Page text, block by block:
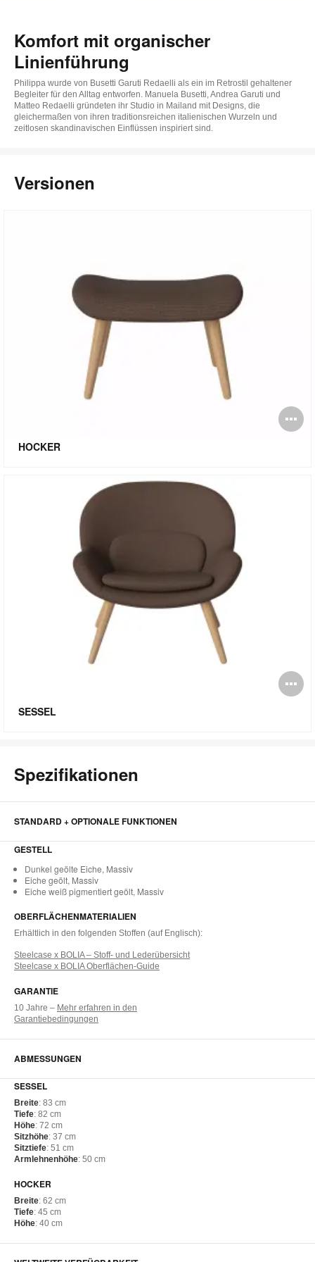
Komfort mit organischer
Linienführung
Philippa wurde von Busetti Garuti Redaelli als ein im Retrostil gehaltener
Begleiter für den Alltag entworfen. Manuela Busetti, Andrea Garuti und
Matteo Redaelli gründeten ihr Studio in Mailand mit Designs, die
gleichermaßen von ihren traditionsreichen italienischen Wurzeln und
zeitlosen skandinavischen Einflüssen inspiriert sind.
Versionen
HOCKER
SESSEL
Spezifikationen
STANDARD + OPTIONALE FUNKTIONEN
GESTELL
Dunkel geölte Eiche, Massiv
Eiche geölt, Massiv
Eiche weiß pigmentiert geölt, Massiv
OBERFLÄCHENMATERIALIEN
Erhältlich in den folgenden Stoffen (auf Englisch):
Steelcase x BOLIA – Stoff- und Lederübersicht
Steelcase x BOLIA Oberflächen-Guide
GARANTIE
10 Jahre – Mehr erfahren in den
Garantiebedingungen
ABMESSUNGEN
SESSEL
Breite: 83 cm
Tiefe: 82 cm
Höhe: 72 cm
Sitzhöhe: 37 cm
Sitztiefe: 51 cm
Armlehnenhöhe: 50 cm
HOCKER
Breite: 62 cm
Tiefe: 45 cm
Höhe: 40 cm